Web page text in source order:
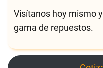
Visítanos hoy mismo
gama de repuestos.